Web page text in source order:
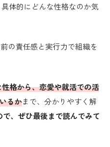
具体的にどんな性格なのか気
の責任感と実行力で組織を
格から、恋愛や就活での活
るかまで、分かりやすく解
で、ぜひ最後まで読んでみて